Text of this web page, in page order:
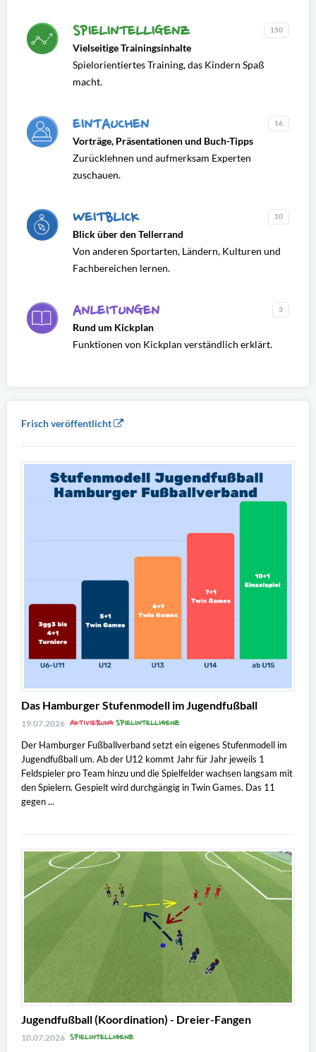
SPIELINTELLIGENZ 150
Vielseitige Trainingsinhalte
Spielorientiertes Training, das Kindern Spaß
macht.
EINTAUCHEN 16
Vorträge, Präsentationen und Buch-Tipps
Zurücklehnen und aufmerksam Experten
zuschauen.
WEITBLICK 10
Blick über den Tellerrand
Von anderen Sportarten, Ländern, Kulturen und
Fachbereichen lernen.
ANLEITUNGEN 3
Rund um Kickplan
Funktionen von Kickplan verständlich erklärt.
Frisch veröffentlicht
Das Hamburger Stufenmodell im Jugendfußball
19.07.2026 AKTIVIERUNGSPIELINTELLIGENZ
Der Hamburger Fußballverband setzt ein eigenes Stufenmodell im
Jugendfußball um. Ab der U12 kommt Jahr für Jahr jeweils 1
Feldspieler pro Team hinzu und die Spielfelder wachsen langsam mit
den Spielern. Gespielt wird durchgängig in Twin Games. Das 11
gegen ...
Jugendfußball (Koordination) - Dreier-Fangen
10.07.2026 SPIELINTELLIGENZ